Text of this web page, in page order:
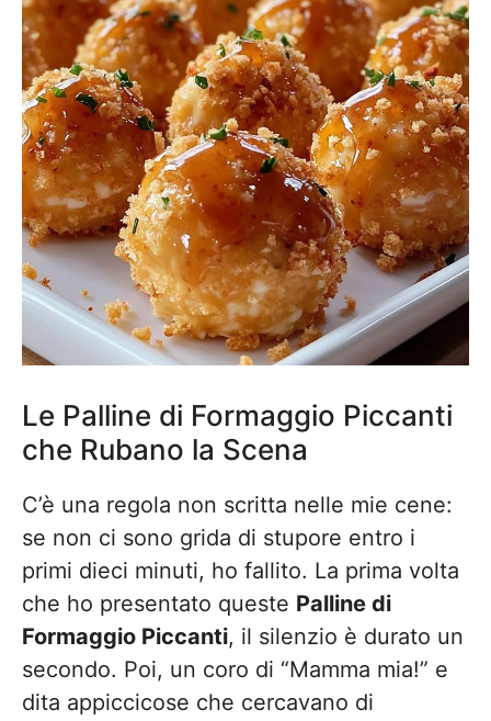
Le Palline di Formaggio Piccanti
che Rubano la Scena
C’è una regola non scritta nelle mie cene:
se non ci sono grida di stupore entro i
primi dieci minuti, ho fallito. La prima volta
che ho presentato queste Palline di
Formaggio Piccanti, il silenzio è durato un
secondo. Poi, un coro di “Mamma mia!” e
dita appiccicose che cercavano di